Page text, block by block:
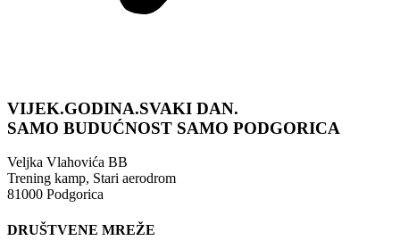
VIJEK.GODINA.SVAKI DAN.
SAMO BUDUĆNOST SAMO PODGORICA
Veljka Vlahovića BB
Trening kamp, Stari aerodrom
81000 Podgorica
DRUŠTVENE MREŽE